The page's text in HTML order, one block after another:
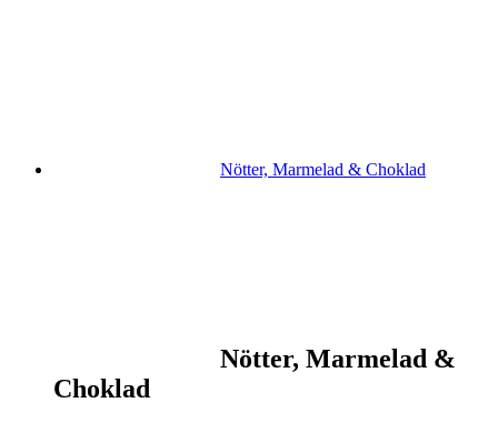
Nötter, Marmelad & Choklad
Nötter, Marmelad &
Choklad